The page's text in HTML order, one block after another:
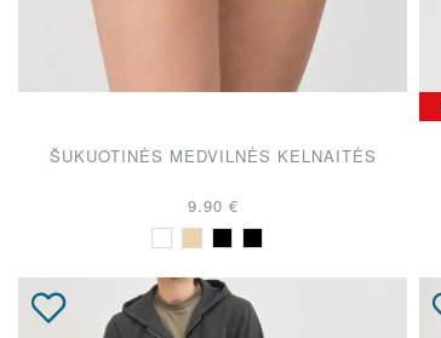
ŠUKUOTINĖS MEDVILNĖS KELNAITĖS
9.90 €